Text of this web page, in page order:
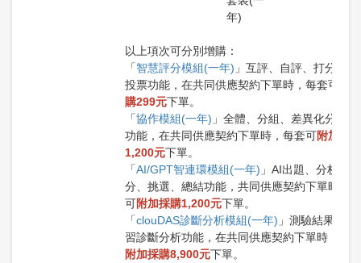
年)
以上項次可分別增購：
「智慧評分模組(一年) 」互評、自評、打分、多
投票功能，在共同供應契約下單時，每套可
購299元下單。
「協作模組(一年) 」全體、分組、差異化分組協
功能，在共同供應契約下單時，每套可附加採購
1,200元下單。
「AI/GPT智連環模組(一年) 」AI出題、分析、評
分、挑選、總結功能，共同供應契約下單時，
可附加採購1,200元下單。
「clouDAS診斷分析模組(一年) 」測驗結果可進
習診斷分析功能，在共同供應契約下單時，每
附加採購8,900元下單。